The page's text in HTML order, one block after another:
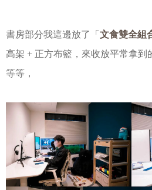
書房部分我這邊放了「 文食雙全組
高架 + 正方布籃，來收放平常拿到
等等，